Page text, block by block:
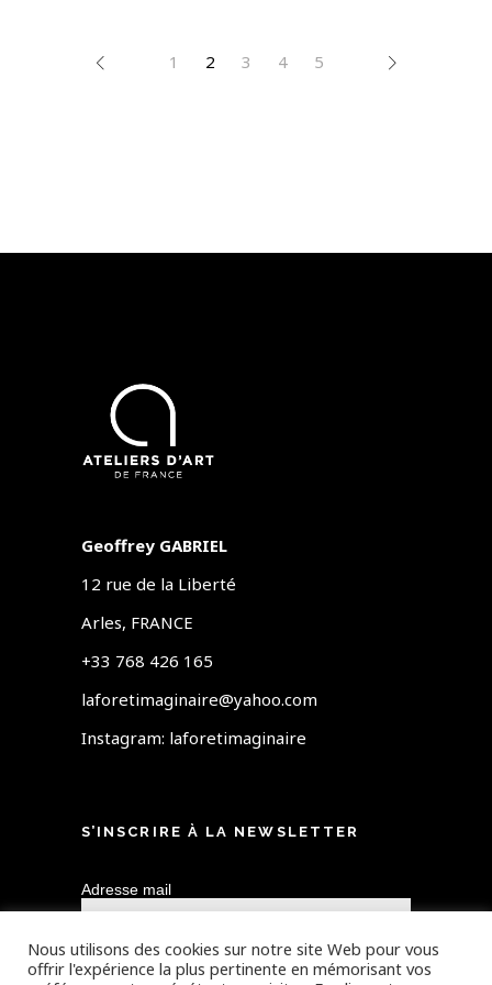
1 2 3 4 5
Geoffrey GABRIEL
12 rue de la Liberté
Arles, FRANCE
+33 768 426 165
laforetimaginaire@yahoo.com
Instagram: laforetimaginaire
S’INSCRIRE À LA NEWSLETTER
Adresse mail
Nous utilisons des cookies sur notre site Web pour vous
offrir l'expérience la plus pertinente en mémorisant vos